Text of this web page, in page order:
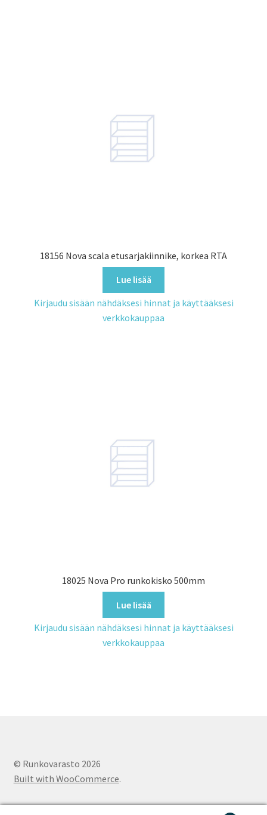
18156 Nova scala etusarjakiinnike, korkea RTA
Lue lisää
Kirjaudu sisään nähdäksesi hinnat ja käyttääksesi
verkkokauppaa
18025 Nova Pro runkokisko 500mm
Lue lisää
Kirjaudu sisään nähdäksesi hinnat ja käyttääksesi
verkkokauppaa
© Runkovarasto 2026
Built with WooCommerce.